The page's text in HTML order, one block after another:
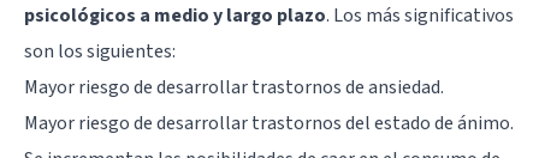
psicológicos a medio y largo plazo. Los más significativos
son los siguientes:
Mayor riesgo de desarrollar trastornos de ansiedad.
Mayor riesgo de desarrollar trastornos del estado de ánimo.